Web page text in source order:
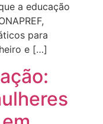
a educação
para
e […]